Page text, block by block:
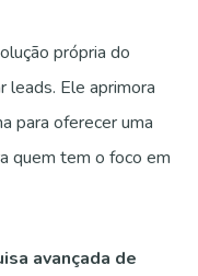
própria do
leads. Ele aprimora
para oferecer uma
quem tem o foco em
avançada de